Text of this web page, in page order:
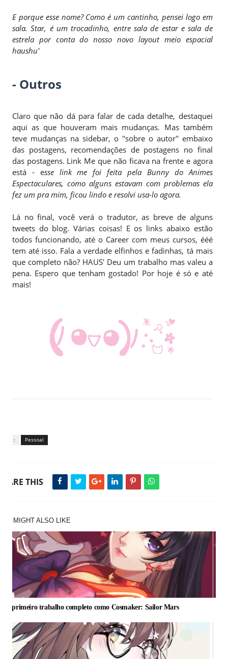
E porque esse nome? Como é um cantinho, pensei logo em
sala. Star, é um trocadinho, entre sala de estar e sala de
estrela por conta do nosso novo layout meio espacial
haushu'
- Outros
Claro que não dá para falar de cada detalhe, destaquei
aqui as que houveram mais mudanças. Mas também
teve mudanças na sidebar, o ''sobre o autor'' embaixo
das postagens, recomendações de postagens no final
das postagens. Link Me que não ficava na frente e agora
está - esse link me foi feita pela Bunny do Animes
Espectaculares, como alguns estavam com problemas ela
fez um pra mim, ficou lindo e resolvi usa-lo agora.
Lá no final, você verá o tradutor, as breve de alguns
tweets do blog. Várias coisas! E os links abaixo estão
todos funcionando, até o Career com meus cursos, ééé
tem até isso. Fala a verdade elfinhos e fadinhas, tá mais
que completo não? HAUS' Deu um trabalho mas valeu a
pena. Espero que tenham gostado! Por hoje é só e até
mais!
Tags : Pessoal
THIS
MIGHT ALSO LIKE
primeiro trabalho completo como Cosmaker: Sailor Mars